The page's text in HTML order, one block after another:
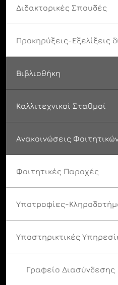
Διδακτορικές Σπουδές
Προκηρύξεις-Εξελίξεις
Βιβλιοθήκη
Καλλιτεχνικοί Σταθμοί
Ανακοινώσεις
Φοιτητικές Παροχές
Υποτροφίες-
Υποστηρικτικές
Γραφείο Διασύνδεσης